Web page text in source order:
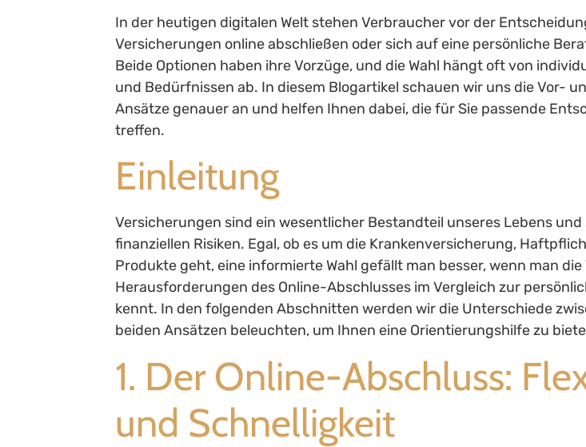
In der heutigen digitalen Welt stehen Verbraucher vor der
Versicherungen online abschließen oder sich auf eine persönliche
Beide Optionen haben ihre Vorzüge, und die Wahl hängt oft von
und Bedürfnissen ab. In diesem Blogartikel schauen wir uns die Vor-
Ansätze genauer an und helfen Ihnen dabei, die für Sie passende
treffen.
Einleitung
Versicherungen sind ein wesentlicher Bestandteil unseres Lebens
finanziellen Risiken. Egal, ob es um die Krankenversicherung,
Produkte geht, eine informierte Wahl gefällt man besser, wenn man
Herausforderungen des Online-Abschlusses im Vergleich zur
kennt. In den folgenden Abschnitten werden wir die Unterschiede
beiden Ansätzen beleuchten, um Ihnen eine Orientierungshilfe zu
1. Der Online-Abschluss:
und Schnelligkeit